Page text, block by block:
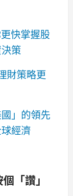
快掌握股
策
財策略更
」的領先
經濟
「讚」